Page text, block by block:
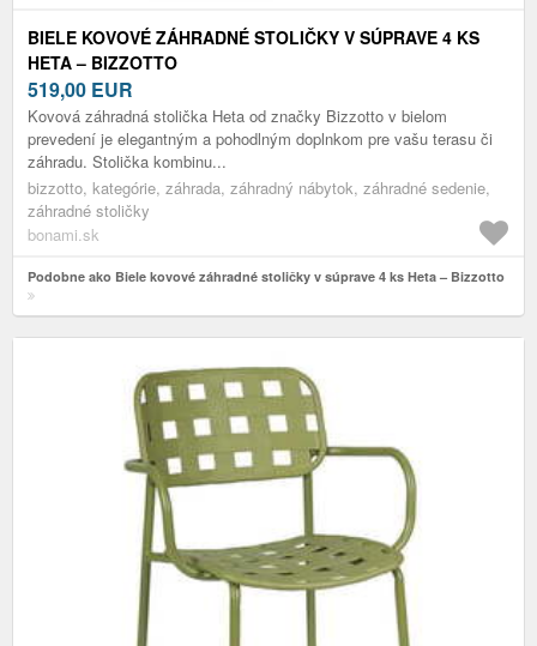
BIELE KOVOVÉ ZÁHRADNÉ STOLIČKY V SÚPRAVE 4 KS
HETA – BIZZOTTO
519,00 EUR
Kovová záhradná stolička Heta od značky Bizzotto v bielom
prevedení je elegantným a pohodlným doplnkom pre vašu terasu či
záhradu. Stolička kombinu...
bizzotto, kategórie, záhrada, záhradný nábytok, záhradné sedenie,
záhradné stoličky
bonami.sk
Podobne ako Biele kovové záhradné stoličky v súprave 4 ks Heta – Bizzotto